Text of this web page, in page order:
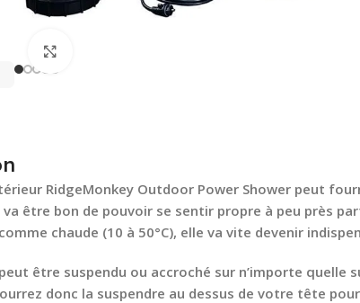
RidgeMonkey Outdoor Power Shower peut
va être bon de pouvoir se sentir propre à peu près
chaude (10 à 50°C), elle va vite devenir
être suspendu ou accroché sur n’importe
donc la suspendre au dessus de votre tête